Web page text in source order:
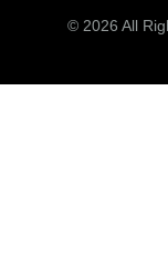
© 2026 All